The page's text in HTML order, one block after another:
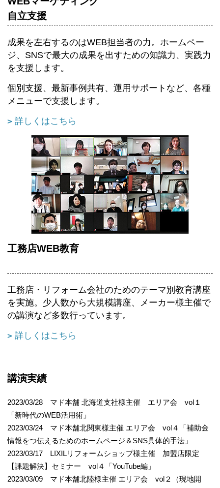
自立支援
成果を左右するのはWEB担当者の力。ホームペー
ジ、SNSで最大の成果を出すための知識力、実践力
を支援します。
個別支援、最新事例共有、運用サポートなど、各種
メニューで支援します。
詳しくはこちら
工務店WEB教育
工務店・リフォーム会社のためのテーマ別教育講座
を実施。少人数から大規模講座、メーカー様主催で
の講演など多数行っています。
詳しくはこちら
講演実績
2023/03/28 マド本舗 北海道支社様主催 エリア会 vol１
「新時代のWEB活用術」
2023/03/24 マド本舗北関東様主催 エリア会 vol４「補助金
情報をつ伝えるためのホームページ＆SNS具体的手法」
2023/03/17 LIXILリフォームショップ様主催 加盟店限定
【課題解決】セミナー vol４「YouTube編」
2023/03/09 マド本舗北陸様主催 エリア会 vol２（現地開